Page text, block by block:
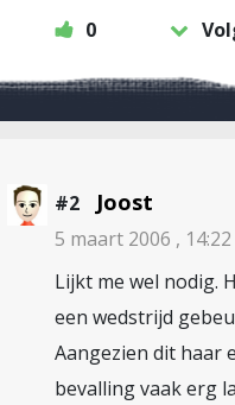
0
#2 Joost
5 maart 2006 , 14:22
Lijkt me wel nodig.
een wedstrijd
Aangezien dit haar
bevalling vaak erg